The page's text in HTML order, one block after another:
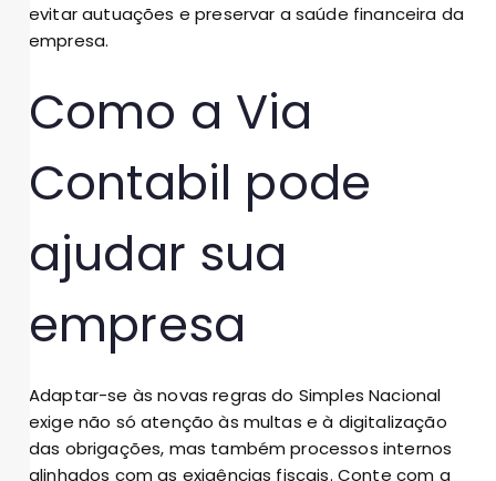
evitar autuações e preservar a saúde financeira da
empresa.
Como a Via
Contabil pode
ajudar sua
empresa
Adaptar-se às novas regras do Simples Nacional
exige não só atenção às multas e à digitalização
das obrigações, mas também processos internos
alinhados com as exigências fiscais. Conte com a